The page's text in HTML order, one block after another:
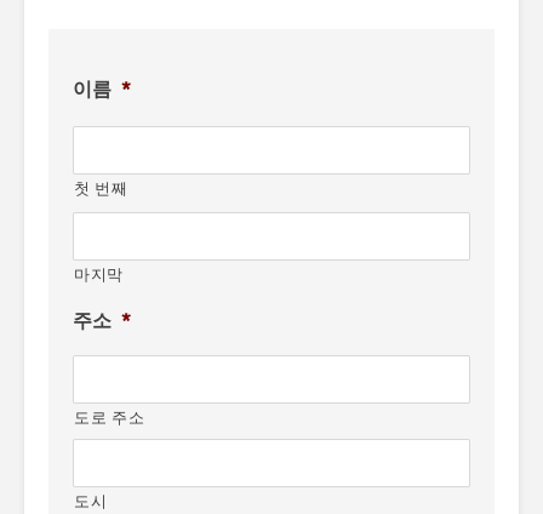
이름 *
첫 번째
마지막
주소 *
도로 주소
도시